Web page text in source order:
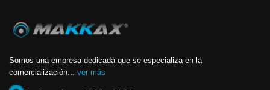
Somos una empresa dedicada que se especializa en la
comercialización... ver más